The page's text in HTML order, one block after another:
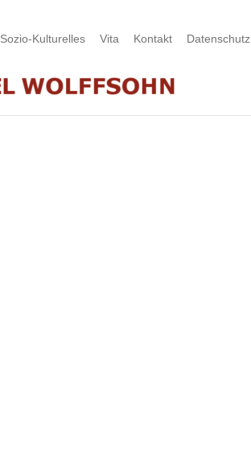
Sozio-Kulturelles Vita Kontakt Datenschutz